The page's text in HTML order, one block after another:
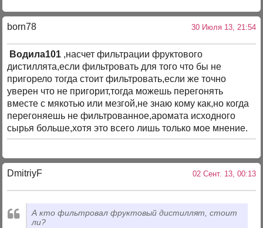
born78 30 Июля 13, 21:54
Водила101 ,насчет фильтрации фруктового
дистиллята,если фильтровать для того что бы не
пригорело тогда стоит фильтровать,если же точно
уверен что не пригорит,тогда можешь перегонять
вместе с мякотью или мезгой,не знаю кому как,но когда
перегоняешь не фильтрованное,аромата исходного
сырья больше,хотя это всего лишь только мое мнение.
DmitriyF 02 Сент. 13, 00:13
А кто фильтровал фруктовый дистиллят, стоит
ли?